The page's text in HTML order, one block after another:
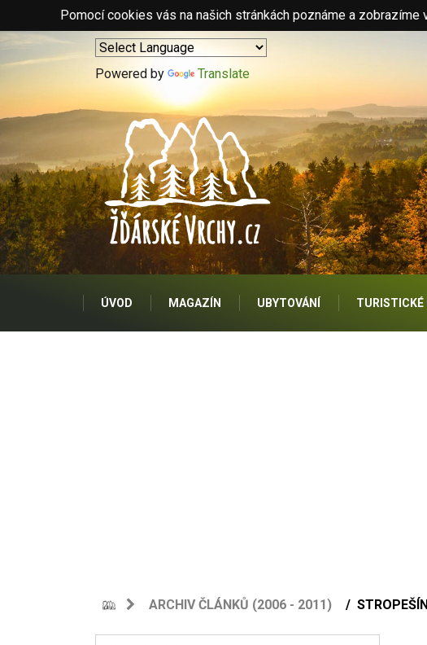
Pomocí cookies vás na našich stránkách poznáme a
Powered by Translate
ÚVOD MAGAZÍN UBYTOVÁNÍ TURISTICKÉ
ARCHIV ČLÁNKŮ (2006 - 2011)